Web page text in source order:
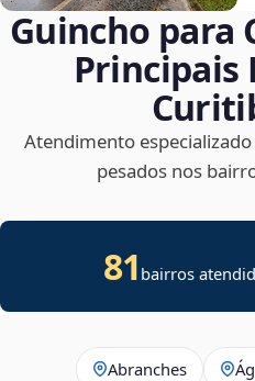
Guincho para
Principais
Atendimento
pesados nos
81 bairros
Abranches